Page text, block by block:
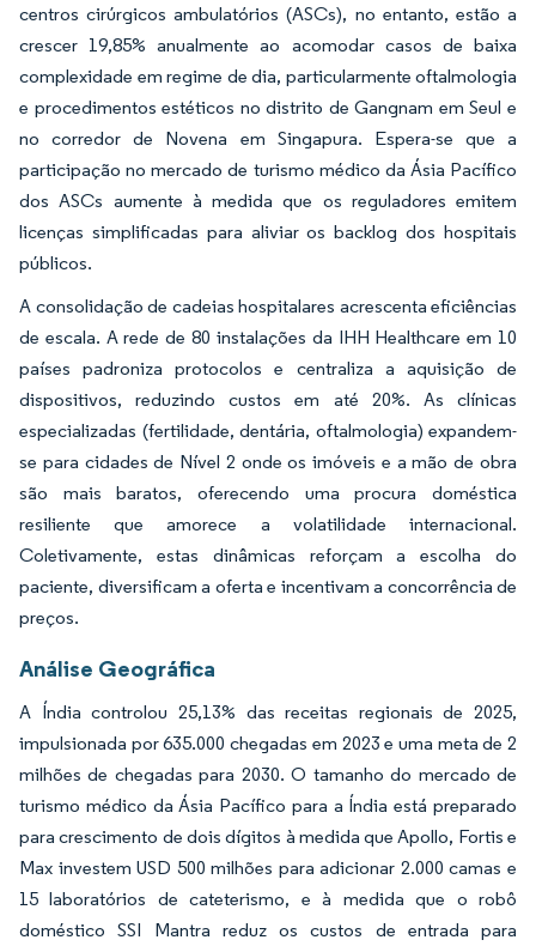
centros cirúrgicos ambulatórios (ASCs), no entanto, estão a
crescer 19,85% anualmente ao acomodar casos de baixa
complexidade em regime de dia, particularmente oftalmologia
e procedimentos estéticos no distrito de Gangnam em Seul e
no corredor de Novena em Singapura. Espera-se que a
participação no mercado de turismo médico da Ásia Pacífico
dos ASCs aumente à medida que os reguladores emitem
licenças simplificadas para aliviar os backlog dos hospitais
públicos.
A consolidação de cadeias hospitalares acrescenta eficiências
de escala. A rede de 80 instalações da IHH Healthcare em 10
países padroniza protocolos e centraliza a aquisição de
dispositivos, reduzindo custos em até 20%. As clínicas
especializadas (fertilidade, dentária, oftalmologia) expandem-
se para cidades de Nível 2 onde os imóveis e a mão de obra
são mais baratos, oferecendo uma procura doméstica
resiliente que amorece a volatilidade internacional.
Coletivamente, estas dinâmicas reforçam a escolha do
paciente, diversificam a oferta e incentivam a concorrência de
preços.
Análise Geográfica
A Índia controlou 25,13% das receitas regionais de 2025,
impulsionada por 635.000 chegadas em 2023 e uma meta de 2
milhões de chegadas para 2030. O tamanho do mercado de
turismo médico da Ásia Pacífico para a Índia está preparado
para crescimento de dois dígitos à medida que Apollo, Fortis e
Max investem USD 500 milhões para adicionar 2.000 camas e
15 laboratórios de cateterismo, e à medida que o robô
doméstico SSI Mantra reduz os custos de entrada para